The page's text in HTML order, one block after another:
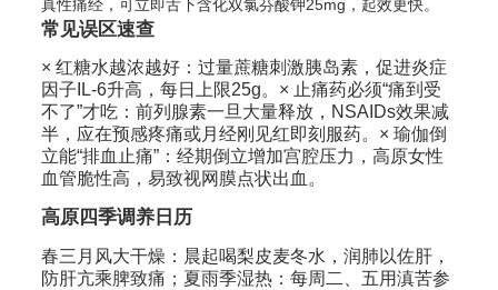
真性痛经，可立即舌下含化双氯芬酸钾25mg，起效更快。
常见误区速查
× 红糖水越浓越好：过量蔗糖刺激胰岛素，促进炎症
因子IL-6升高，每日上限25g。× 止痛药必须“痛到受
不了”才吃：前列腺素一旦大量释放，NSAIDs效果减
半，应在预感疼痛或月经刚见红即刻服药。× 瑜伽倒
立能“排血止痛”：经期倒立增加宫腔压力，高原女性
血管脆性高，易致视网膜点状出血。
高原四季调养日历
春三月风大干燥：晨起喝梨皮麦冬水，润肺以佐肝，
防肝亢乘脾致痛；夏雨季湿热：每周二、五用滇苦参